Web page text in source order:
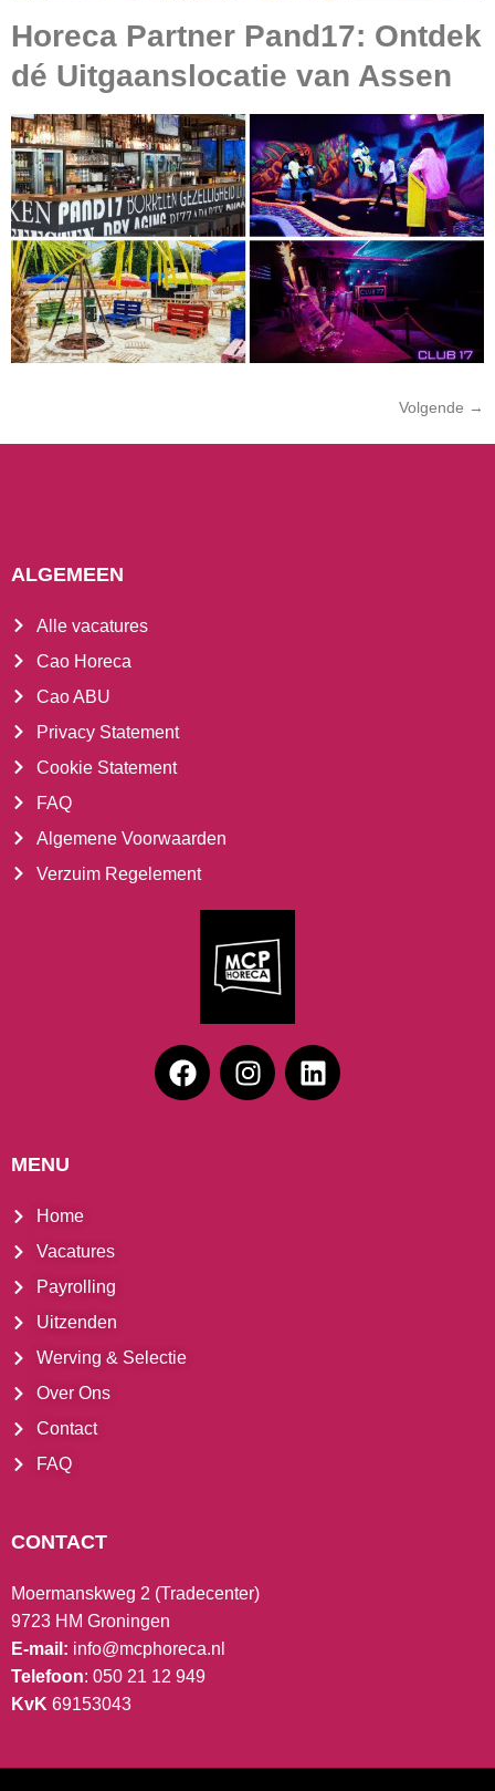
Horeca Partner Pand17: Ontdek
dé Uitgaanslocatie van Assen
Volgende →
ALGEMEEN
Alle vacatures
Cao Horeca
Cao ABU
Privacy Statement
Cookie Statement
FAQ
Algemene Voorwaarden
Verzuim Regelement
MENU
Home
Vacatures
Payrolling
Uitzenden
Werving & Selectie
Over Ons
Contact
FAQ
CONTACT
Moermanskweg 2 (Tradecenter)
9723 HM Groningen
E-mail: info@mcphoreca.nl
Telefoon: 050 21 12 949
KvK 69153043